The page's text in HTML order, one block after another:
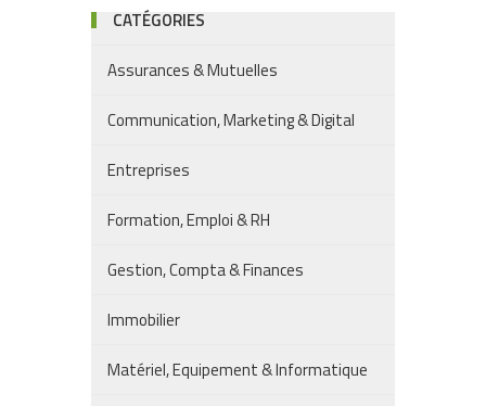
CATÉGORIES
Assurances & Mutuelles
Communication, Marketing & Digital
Entreprises
Formation, Emploi & RH
Gestion, Compta & Finances
Immobilier
Matériel, Equipement & Informatique